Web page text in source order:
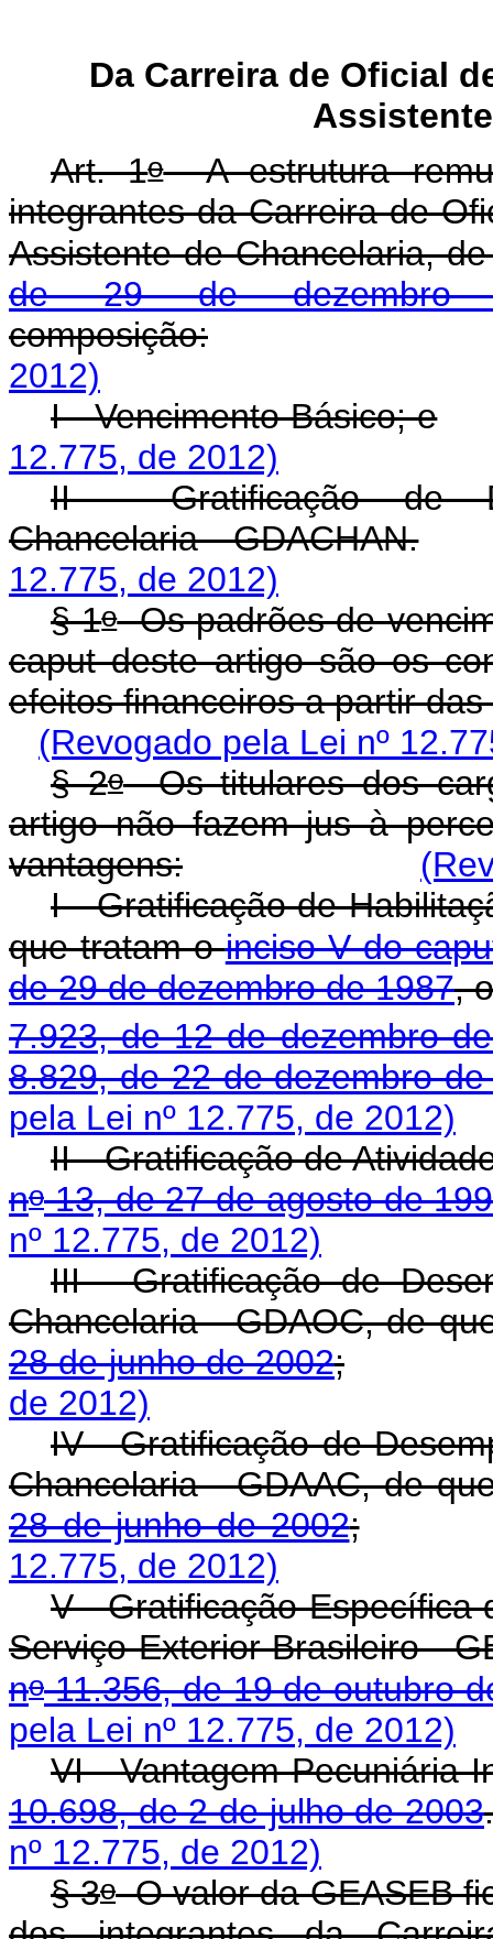
Da Carreira de Oficial
Art. 1oA estrutura
integrantes da Carreira de
Assistente de Chancelaria,
de 29 de dezembro
composição:
2012)
I - Vencimento Básico; e
12.775, de 2012)
II - Gratificação de
Chancelaria - GDACHAN.
12.775, de 2012)
§ 1oOs padrões de
caput deste artigo são os
efeitos financeiros a partir
(Revogado pela Lei nº
§ 2oOs titulares dos
artigo não fazem jus à
vantagens:
I - Gratificação de
que tratam oinciso V do
de 29 de dezembro de 1987,
7.923, de 12 de dezembro
8.829, de 22 de dezembro
pela Lei nº 12.775, de 2012)
II - Gratificação de
no13, de 27 de agosto de
nº 12.775, de 2012)
III - Gratificação de
Chancelaria - GDAOC, de
28 de junho de 2002;
de 2012)
IV - Gratificação de
Chancelaria - GDAAC, de
28 de junho de 2002;
12.775, de 2012)
V - Gratificação Específica
Serviço Exterior Brasileiro -
no11.356, de 19 de outubro
pela Lei nº 12.775, de 2012)
VI - Vantagem Pecuniária
10.698, de 2 de julho de 2003.
nº 12.775, de 2012)
§ 3oO valor da GEASEB